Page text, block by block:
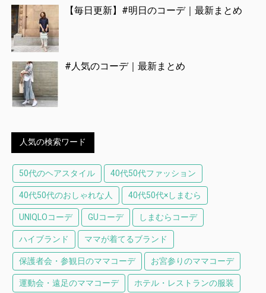
【毎日更新】#明日のコーデ｜最新まとめ
#人気のコーデ｜最新まとめ
人気の検索ワード
50代のヘアスタイル 40代50代ファッション
40代50代のおしゃれな人 40代50代×しまむら
UNIQLOコーデ GUコーデ しまむらコーデ
ハイブランド ママが着てるブランド
保護者会・参観日のママコーデ お宮参りのママコーデ
運動会・遠足のママコーデ ホテル・レストランの服装